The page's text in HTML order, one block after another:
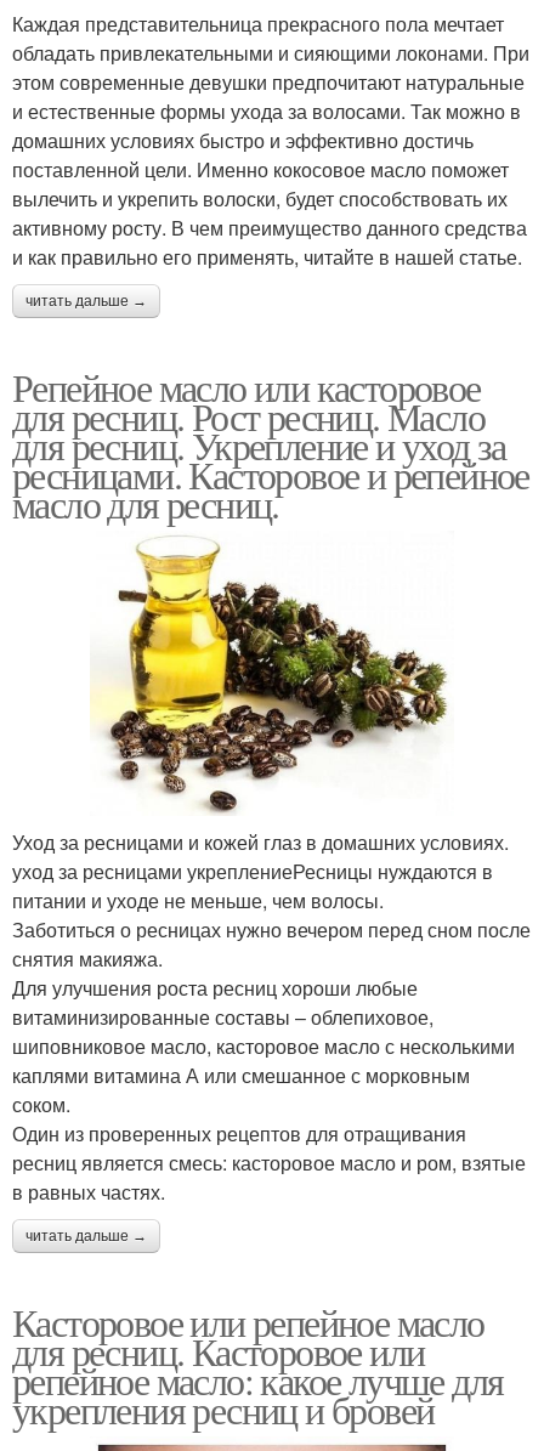
Каждая представительница прекрасного пола мечтает
обладать привлекательными и сияющими локонами. При
этом современные девушки предпочитают натуральные
и естественные формы ухода за волосами. Так можно в
домашних условиях быстро и эффективно достичь
поставленной цели. Именно кокосовое масло поможет
вылечить и укрепить волоски, будет способствовать их
активному росту. В чем преимущество данного средства
и как правильно его применять, читайте в нашей статье.
читать дальше →
Репейное масло или касторовое
для ресниц. Рост ресниц. Масло
для ресниц. Укрепление и уход за
ресницами. Касторовое и репейное
масло для ресниц.
Уход за ресницами и кожей глаз в домашних условиях.
уход за ресницами укреплениеРесницы нуждаются в
питании и уходе не меньше, чем волосы.
Заботиться о ресницах нужно вечером перед сном после
снятия макияжа.
Для улучшения роста ресниц хороши любые
витаминизированные составы – облепиховое,
шиповниковое масло, касторовое масло с несколькими
каплями витамина А или смешанное с морковным
соком.
Один из проверенных рецептов для отращивания
ресниц является смесь: касторовое масло и ром, взятые
в равных частях.
читать дальше →
Касторовое или репейное масло
для ресниц. Касторовое или
репейное масло: какое лучше для
укрепления ресниц и бровей